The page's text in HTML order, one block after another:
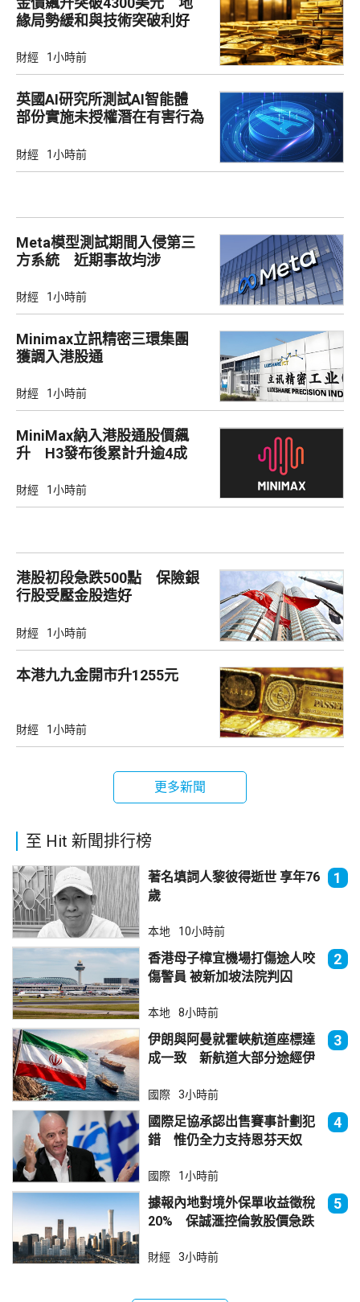
緣局勢緩和與技術突破利好
財經 1小時前
英國AI研究所測試AI智能體
部份實施未授權潛在有害行為
財經 1小時前
Meta模型測試期間入侵第三
方系統 近期事故均涉
財經 1小時前
Minimax立訊精密三環集團
獲調入港股通
財經 1小時前
MiniMax納入港股通股價飆
升 H3發布後累計升逾4成
財經 1小時前
港股初段急跌500點 保險銀
行股受壓金股造好
財經 1小時前
本港九九金開市升1255元
財經 1小時前
更多新聞
至 Hit 新聞排行榜
著名填詞人黎彼得逝世 享年76
歲
1
本地 10小時前
香港母子樟宜機場打傷途人咬
傷警員 被新加坡法院判囚
2
本地 8小時前
伊朗與阿曼就霍峽航道座標達
成一致 新航道大部分途經伊
3
國際 3小時前
國際足協承認出售賽事計劃犯
錯 惟仍全力支持恩芬天奴
4
國際 1小時前
據報內地對境外保單收益徵稅
20% 保誠滙控倫敦股價急跌
5
財經 3小時前